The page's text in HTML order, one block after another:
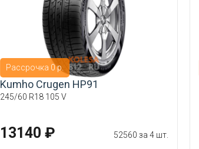
Рассрочка 0 р.
Kumho Crugen HP91
245/60 R18 105 V
13140 ₽ 52560 за 4 шт.